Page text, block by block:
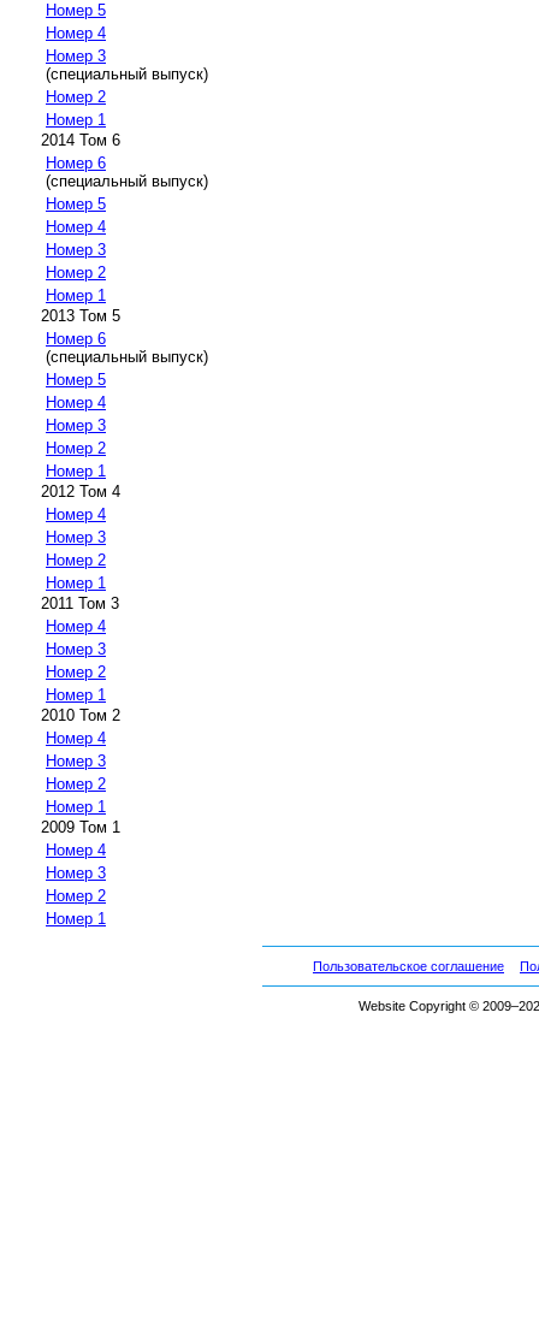
Номер 5
Номер 4
Номер 3
(специальный выпуск)
Номер 2
Номер 1
2014 Том 6
Номер 6
(специальный выпуск)
Номер 5
Номер 4
Номер 3
Номер 2
Номер 1
2013 Том 5
Номер 6
(специальный выпуск)
Номер 5
Номер 4
Номер 3
Номер 2
Номер 1
2012 Том 4
Номер 4
Номер 3
Номер 2
Номер 1
2011 Том 3
Номер 4
Номер 3
Номер 2
Номер 1
2010 Том 2
Номер 4
Номер 3
Номер 2
Номер 1
2009 Том 1
Номер 4
Номер 3
Номер 2
Номер 1
Пользовательское соглашение
Website Copyright ©